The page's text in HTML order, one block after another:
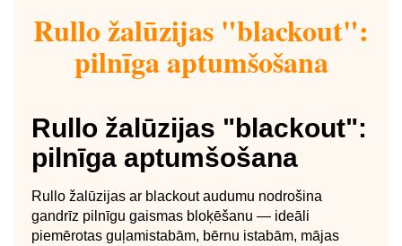
Rullo žalūzijas "blackout":
pilnīga aptumšošana
Rullo žalūzijas "blackout":
pilnīga aptumšošana
Rullo žalūzijas ar blackout audumu nodrošina
gandrīz pilnīgu gaismas bloķēšanu — ideāli
piemērotas guļamistabām, bērnu istabām, mājas